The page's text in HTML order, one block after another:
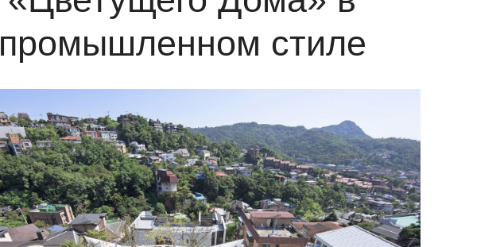
промышленном стиле